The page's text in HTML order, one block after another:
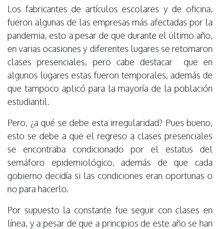
Los fabricantes de artículos escolares y de oficina,
fueron algunas de las empresas más afectadas por la
pandemia, esto a pesar de que durante el último año,
en varias ocasiones y diferentes lugares se retomaron
clases presenciales, pero cabe destacar que en
algunos lugares estas fueron temporales, además de
que tampoco aplicó para la mayoría de la población
estudiantil.
Pero, ¿a qué se debe esta irregularidad? Pues bueno,
esto se debe a que el regreso a clases presenciales
se encontraba condicionado por el estatus del
semáforo epidemiológico, además de que cada
gobierno decidía si las condiciones eran oportunas o
no para hacerlo.
Por supuesto la constante fue seguir con clases en
línea, y a pesar de que a principios de este año se han